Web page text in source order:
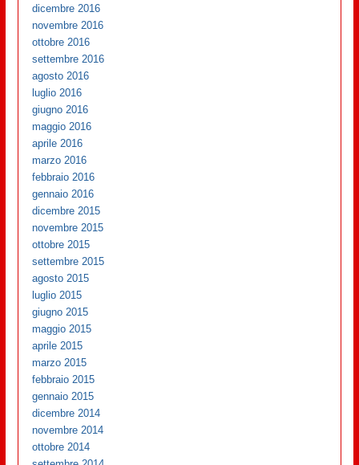
dicembre 2016
novembre 2016
ottobre 2016
settembre 2016
agosto 2016
luglio 2016
giugno 2016
maggio 2016
aprile 2016
marzo 2016
febbraio 2016
gennaio 2016
dicembre 2015
novembre 2015
ottobre 2015
settembre 2015
agosto 2015
luglio 2015
giugno 2015
maggio 2015
aprile 2015
marzo 2015
febbraio 2015
gennaio 2015
dicembre 2014
novembre 2014
ottobre 2014